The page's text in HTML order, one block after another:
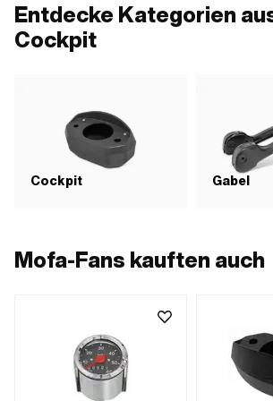
Entdecke Kategorien
Cockpit
Cockpit Gabel
Mofa-Fans kauften auch